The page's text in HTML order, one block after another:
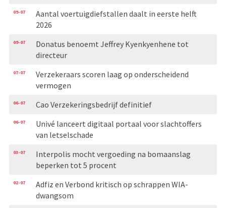
09-07
Aantal voertuigdiefstallen daalt in eerste helft
2026
09-07
Donatus benoemt Jeffrey Kyenkyenhene tot
directeur
07-07
Verzekeraars scoren laag op onderscheidend
vermogen
06-07 Cao Verzekeringsbedrijf definitief
06-07
Univé lanceert digitaal portaal voor slachtoffers
van letselschade
03-07
Interpolis mocht vergoeding na bomaanslag
beperken tot 5 procent
02-07
Adfiz en Verbond kritisch op schrappen WIA-
dwangsom